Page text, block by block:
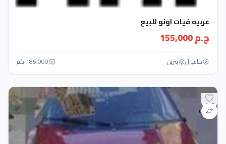
عربيه فيات اونو للبيع
ج.م 155,000
مانيوال بنزين 185,000 كم